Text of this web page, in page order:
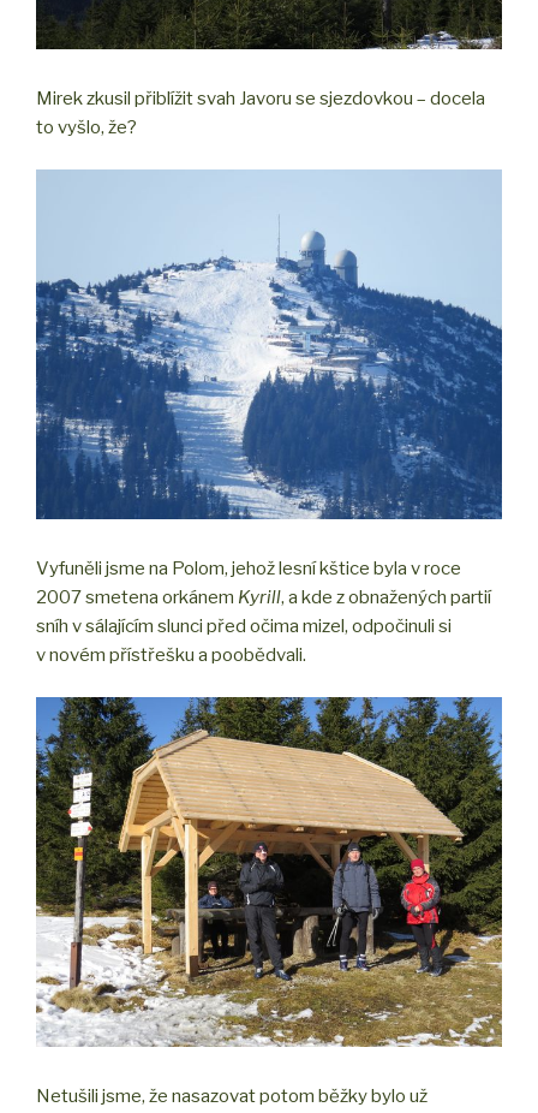
Mirek zkusil přiblížit svah Javoru se sjezdovkou – docela
to vyšlo, že?
Vyfuněli jsme na Polom, jehož lesní kštice byla v roce
2007 smetena orkánem Kyrill, a kde z obnažených partií
sníh v sálajícím slunci před očima mizel, odpočinuli si
v novém přístřešku a poobědvali.
Netušili jsme, že nasazovat potom běžky bylo už